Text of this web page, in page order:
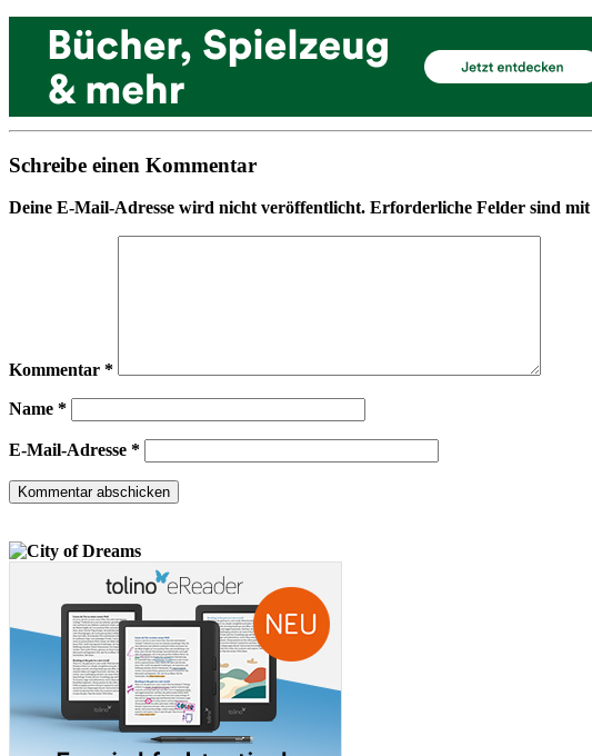
Schreibe einen Kommentar
Deine E-Mail-Adresse wird nicht veröffentlicht. Erforderliche Felder sind mit
Kommentar *
Name *
E-Mail-Adresse *